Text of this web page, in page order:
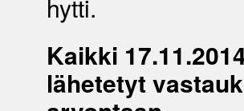
hytti.
Kaikki
lähetetyt